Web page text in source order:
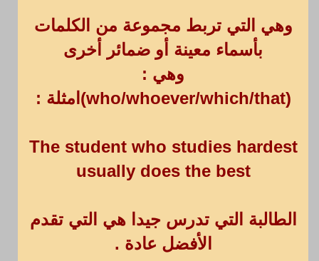
وهي التي تربط مجموعة من الكلمات
بأسماء معينة أو ضمائر أخرى
وهي :
(who/whoever/which/that)امثلة :
The student who studies hardest
usually does the best
الطالبة التي تدرس جيدا هي التي تقدم
الأفضل عادة .